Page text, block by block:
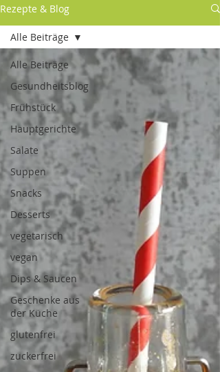
Rezepte & Blog
Alle Beiträge
Gesundheitsblog
Frühstück
Hauptgerichte
Salate
Suppen
Snacks
Desserts
vegetarisch
vegan
Dips & Saucen
Geschenke aus
der Küche
glutenfrei
zuckerfrei
Alle Beiträge